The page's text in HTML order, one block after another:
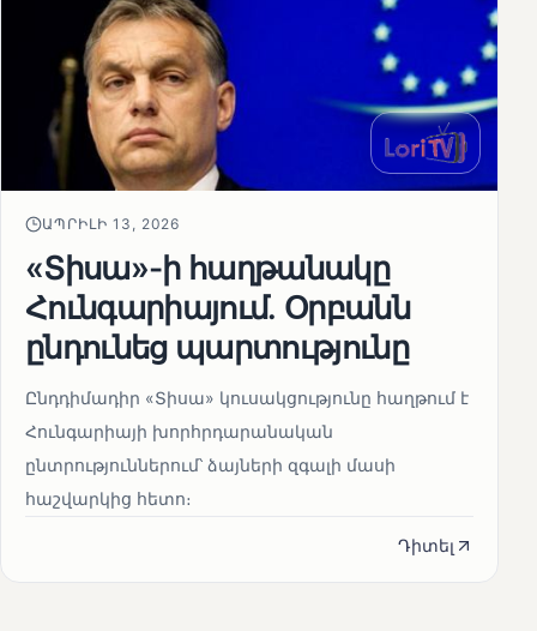
ԱՊՐԻԼԻ 13, 2026
«Տիսա»-ի հաղթանակը
Հունգարիայում․ Օրբանն
ընդունեց պարտությունը
Ընդդիմադիր «Տիսա» կուսակցությունը հաղթում է
Հունգարիայի խորհրդարանական
ընտրություններում՝ ձայների զգալի մասի
հաշվարկից հետո։
Դիտել